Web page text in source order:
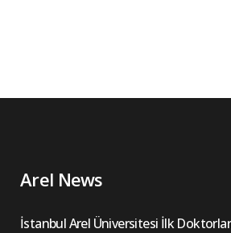
Arel News
İstanbul Arel Üniversitesi İlk